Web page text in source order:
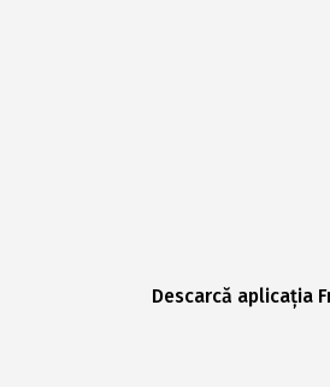
Descarcă aplicația